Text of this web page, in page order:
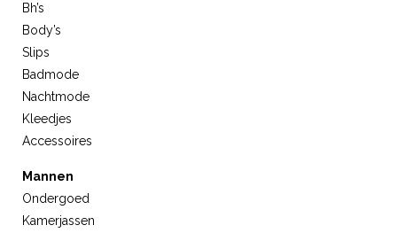
Bh’s
Body’s
Slips
Badmode
Nachtmode
Kleedjes
Accessoires
Mannen
Ondergoed
Kamerjassen